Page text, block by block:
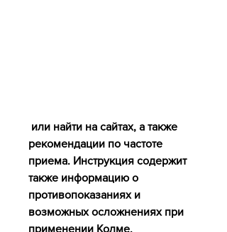
рекомендации по частоте
приема. Инструкция содержит
также информацию о
противопоказаниях и
возможных осложнениях при
применении Колме.